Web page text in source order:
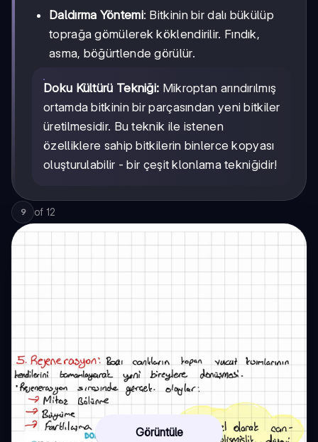
Daldırma Yöntemi: Bitkinin bir dalı bükülüp
toprağa gömülerek köklendirilir. Fındık,
asma, böğürtlende görülür.
Doku Kültürü Tekniği: Mikroptan arındırılmış
ortamda bitkinin bir parçasından yeni bitkiler
üretilmesidir. Bu teknik ile istenen
özelliklere sahip bitkilerin binlerce kopyası
oluşturulabilir - bir çeşit klonlama tekniğidir!
9 of 12
Görüntüle